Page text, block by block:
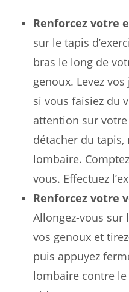
Renforcez votre
sur le tapis
bras le long de
genoux. Levez
si vous faisiez du
attention sur
détacher du
lombaire.
vous. Effectuez
Renforcez votre
Allongez-vous sur
vos genoux et
puis appuyez
lombaire contre